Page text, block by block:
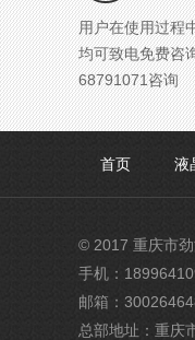
用户在使用过程
均可致电免费咨
68791071咨询
首页 液
© 2017 重庆市
手机：
邮箱：
总部地址：重庆